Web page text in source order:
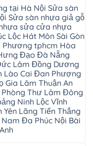
tại Hà Nội Sửa sàn
Sửa sàn nhựa giả gỗ
sửa cửa nhựa
Lộc Hát Môn Sài Gòn
Phương tphcm Hòa
Đạo Đà Nẵng
Lâm Đồng Dương
Lào Cai Đan Phượng
Gia Lâm Thuận An
Thư Lâm Đông
Ninh Lộc Vĩnh
Yên Lãng Tiến Thắng
Đa Phúc Nội Bài